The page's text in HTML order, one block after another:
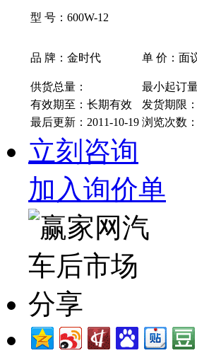
型 号：600W-12
品 牌：金时代 单 价：面
供货总量：
最小起订量
有效期至：长期有效
发货期限
最后更新：2011-10-19 浏览次数：
立刻咨询
加入询价单